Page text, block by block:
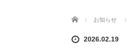
ホーム お知らせ
2026.02.19